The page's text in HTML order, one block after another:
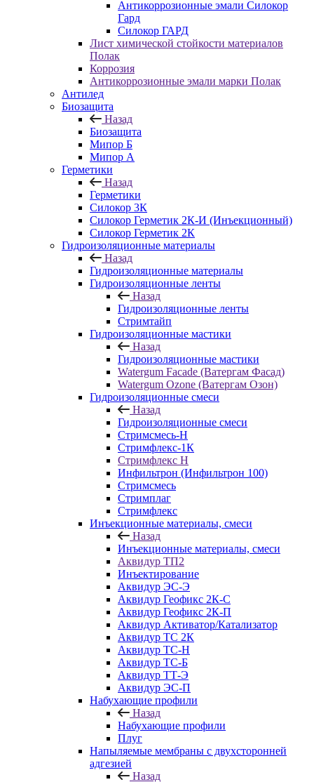
Антикоррозионные эмали Силокор
Гард
Силокор ГАРД
Лист химической стойкости материалов
Полак
Коррозия
Антикоррозионные эмали марки Полак
Антилед
Биозащита
Назад
Биозащита
Мипор Б
Мипор А
Герметики
Назад
Герметики
Силокор 3К
Силокор Герметик 2К-И (Инъекционный)
Силокор Герметик 2К
Гидроизоляционные материалы
Назад
Гидроизоляционные материалы
Гидроизоляционные ленты
Назад
Гидроизоляционные ленты
Стримтайп
Гидроизоляционные мастики
Назад
Гидроизоляционные мастики
Watergum Facade (Ватергам Фасад)
Watergum Ozone (Ватергам Озон)
Гидроизоляционные смеси
Назад
Гидроизоляционные смеси
Стримсмесь-Н
Стримфлекс-1К
Стримфлекс Н
Инфильтрон (Инфильтрон 100)
Стримсмесь
Стримплаг
Стримфлекс
Инъекционные материалы, смеси
Назад
Инъекционные материалы, смеси
Аквидур ТП2
Инъектирование
Аквидур ЭС-Э
Аквидур Геофикс 2К-С
Аквидур Геофикс 2К-П
Аквидур Активатор/Катализатор
Аквидур ТС 2К
Аквидур ТС-Н
Аквидур ТС-Б
Аквидур ТТ-Э
Аквидур ЭС-П
Набухающие профили
Назад
Набухающие профили
Плуг
Напыляемые мембраны с двухсторонней
адгезией
Назад